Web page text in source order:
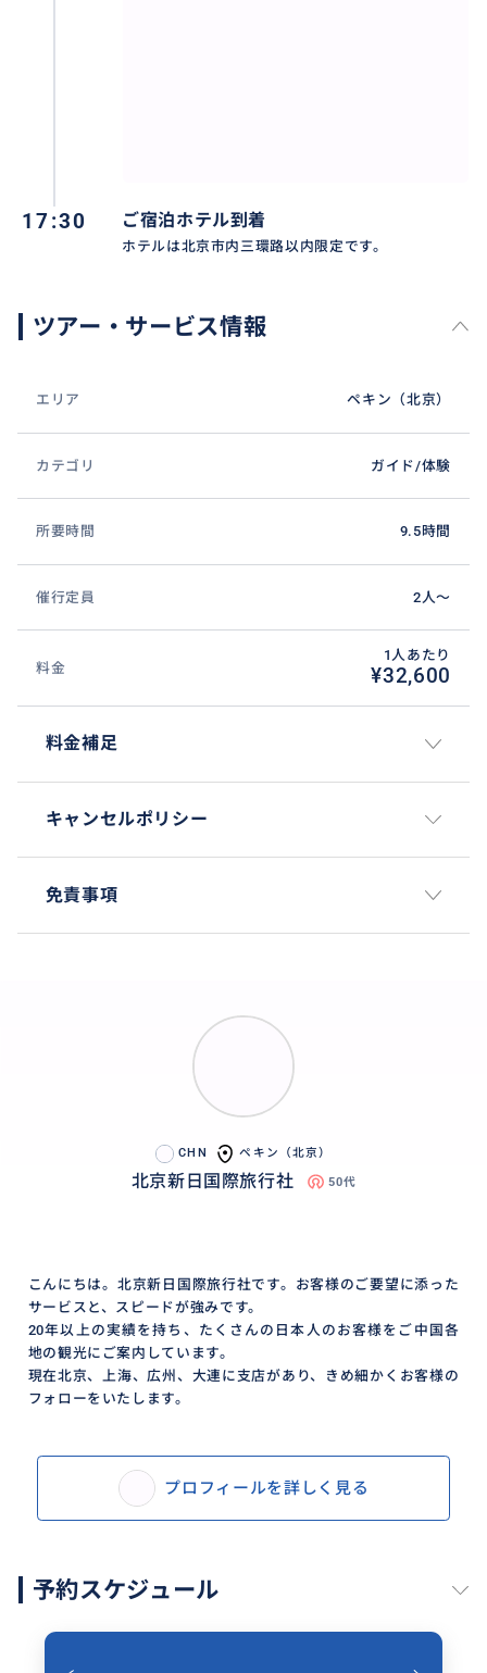
17:30 ご宿泊ホテル到着
ホテルは北京市内三環路以内限定です。
ツアー・サービス情報
エリア ペキン（北京）
カテゴリ ガイド/体験
所要時間 9.5時間
催行定員 2人〜
料金
1人あたり
¥32,600
料金補足
キャンセルポリシー
免責事項
CHN ペキン（北京）
北京新日国際旅行社 50代
こんにちは。北京新日国際旅行社です。お客様のご要望に添った
サービスと、スピードが強みです。
20年以上の実績を持ち、たくさんの日本人のお客様をご中国各
地の観光にご案内しています。
現在北京、上海、広州、大連に支店があり、きめ細かくお客様の
フォローをいたします。
プロフィールを詳しく見る
予約スケジュール